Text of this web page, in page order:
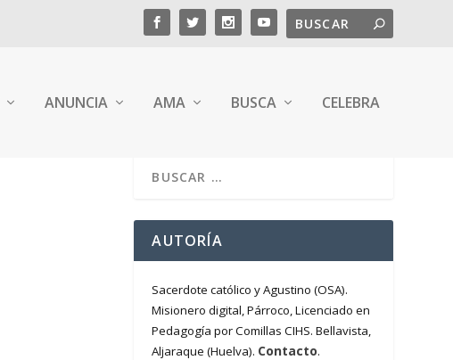
ANUNCIA AMA BUSCA CELEBRA
AUTORÍA
Sacerdote católico y Agustino (OSA).
Misionero digital, Párroco, Licenciado en
Pedagogía por Comillas CIHS. Bellavista,
Aljaraque (Huelva). Contacto.